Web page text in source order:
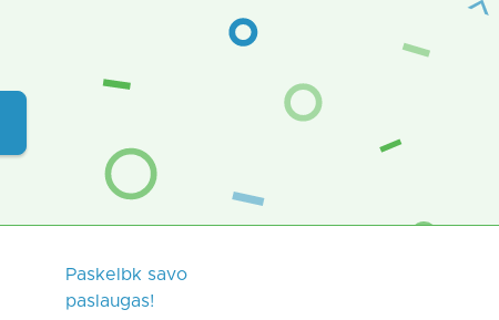
Paskelbk savo
paslaugas!